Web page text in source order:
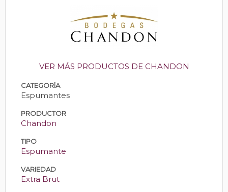
VER MÁS PRODUCTOS DE CHANDON
CATEGORÍA
Espumantes
PRODUCTOR
Chandon
TIPO
Espumante
VARIEDAD
Extra Brut